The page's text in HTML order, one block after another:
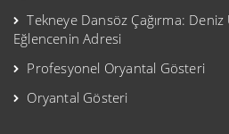
Tekneye Dansöz Çağırma:
Eğlencenin Adresi
Profesyonel Oryantal Gösteri
Oryantal Gösteri